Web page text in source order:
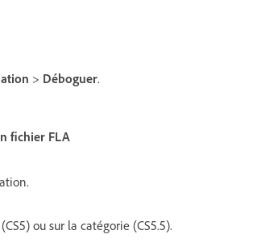
> Déboguer.
fichier FLA
ou sur la catégorie (CS5.5).